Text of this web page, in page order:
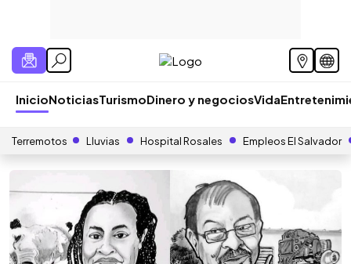
InicioNoticiasTurismoDinero y negociosVida
Terremotos Lluvias Hospital Rosales Empleos El Salvador